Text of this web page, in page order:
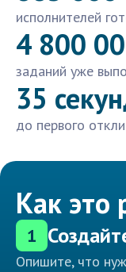
исполнителей
4 800
заданий уже
35
до первого
Как это
1
Опишите, что